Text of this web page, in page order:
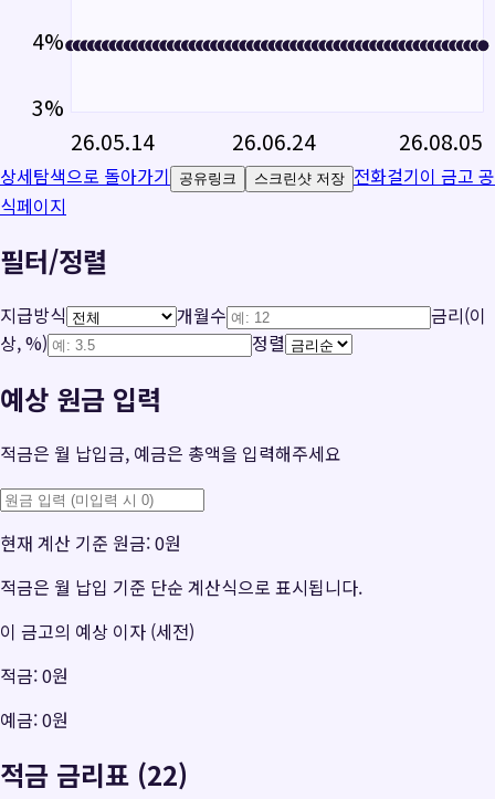
4%
3%
26.05.14 26.06.24 26.08.05
상세탐색으로 돌아가기 공유링크 스크린샷 저장 전화걸기이 금고 공
식페이지
필터/정렬
지급방식 개월수
금리(이
상, %)
정렬
예상 원금 입력
적금은 월 납입금, 예금은 총액을 입력해주세요
현재 계산 기준 원금:0원
적금은 월 납입 기준 단순 계산식으로 표시됩니다.
이 금고의 예상 이자 (세전)
적금:0원
예금:0원
적금 금리표 (22)